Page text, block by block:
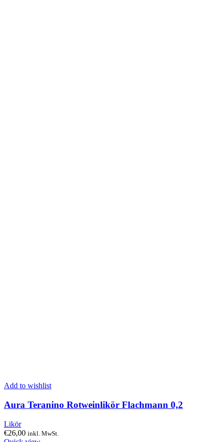
Add to wishlist
Aura Teranino Rotweinlikör Flachmann 0,2
Likör
€26,00 inkl. MwSt.